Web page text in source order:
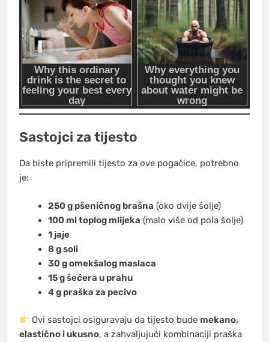
Sastojci za tijesto
Da biste pripremili tijesto za ove pogačice, potrebno
je:
250 g pšeničnog brašna (oko dvije šolje)
100 ml toplog mlijeka (malo više od pola šolje)
1 jaje
8 g soli
30 g omekšalog maslaca
15 g šećera u prahu
4 g praška za pecivo
Ovi sastojci osiguravaju da tijesto bude mekano,
elastično i ukusno, a zahvaljujući kombinaciji praška